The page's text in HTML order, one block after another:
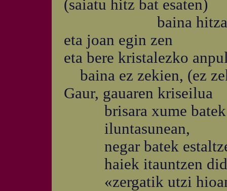
(saiatu hitz bat esaten)
baina hitzak
eta joan egin zen
eta bere kristalezko
baina ez zekien, (ez
Gaur, gauaren kriseilua
brisara xume batek
iluntasunean,
negar batek
haiek itauntzen
«zergatik utzi hioan